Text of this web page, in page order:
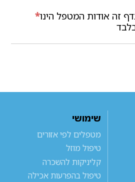
*זה אודות המטפל הינו
שימושי
מטפלים לפי אזורים
טיפול מוזל
קליניקות להשכרה
טיפול בהפרעות אכילה